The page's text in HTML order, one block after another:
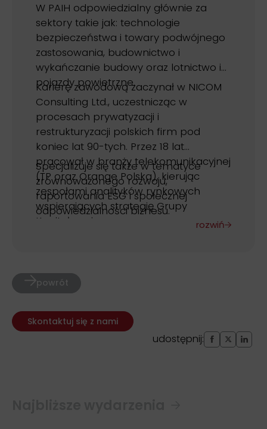
W PAIH odpowiedzialny głównie za
sektory takie jak: technologie
bezpieczeństwa i towary podwójnego
zastosowania, budownictwo i
wykańczanie budowy oraz lotnictwo i
pojazdy powietrzne.
Karierę zawodową zaczynał w NICOM
Consulting Ltd., uczestnicząc w
procesach prywatyzacji i
restrukturyzacji polskich firm pod
koniec lat 90-tych. Przez 18 lat
pracował w branży telekomunikacyjnej
(TP oraz Orange Polska), kierując
zespołami analityków rynkowych
wspierających strategię Grupy
Kapitałowej.
Specjalizuje się także w tematyce
zrównoważonego rozwoju,
raportowania ESG i społecznej
odpowiedzialności biznesu.
rozwiń
powrót
Skontaktuj się z nami
udostępnij: